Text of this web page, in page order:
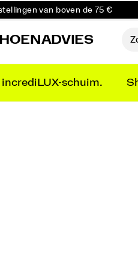
van boven de 75 €
je eerste bestelling
schuim.